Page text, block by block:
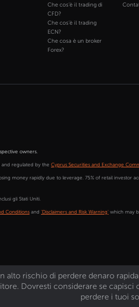
Che cos'è il trading di
CFD?
Che cos'è il trading
ECN?
Che cosa è un broker
Forex?
owners.
and regulated by the Cyprus Securities and Exchange
money rapidly due to leverage. 75% of retail
gli Stati Uniti.
Conditions and 'Disclaimers and Risk Warning' which may
rischio di perdere denaro
Dovresti considerare se
perdere i tuoi